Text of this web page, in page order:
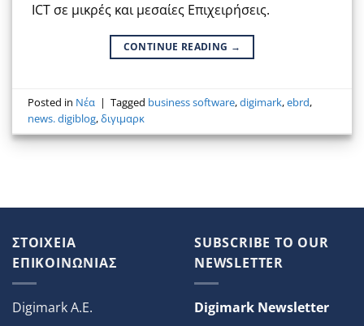
ICT σε μικρές και μεσαίες Επιχειρήσεις.
CONTINUE READING →
Posted in Νέα | Tagged business software,digimark,ebrd,
news. digiblog,διγιμαρκ
ΣΤΟΙΧΕΙΑ
ΕΠΙΚΟΙΝΩΝΙΑΣ
Digimark A.E.
SUBSCRIBE TO OUR
NEWSLETTER
Digimark Newsletter